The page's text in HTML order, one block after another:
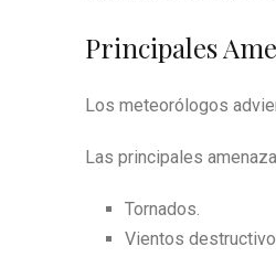
Principales
Los meteorólogos
Las principales
Tornados.
Vientos